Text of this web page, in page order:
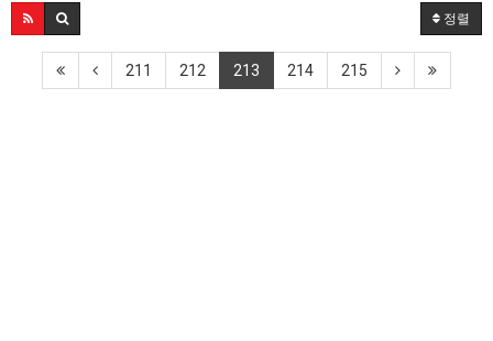
정렬
211 212 213 214 215